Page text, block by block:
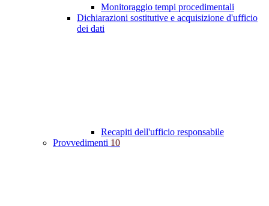
Monitoraggio tempi procedimentali
Dichiarazioni sostitutive e acquisizione d'ufficio
dei dati
Recapiti dell'ufficio responsabile
Provvedimenti 10